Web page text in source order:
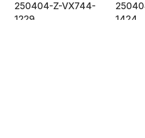
250404-Z-VX744-
1229
1424